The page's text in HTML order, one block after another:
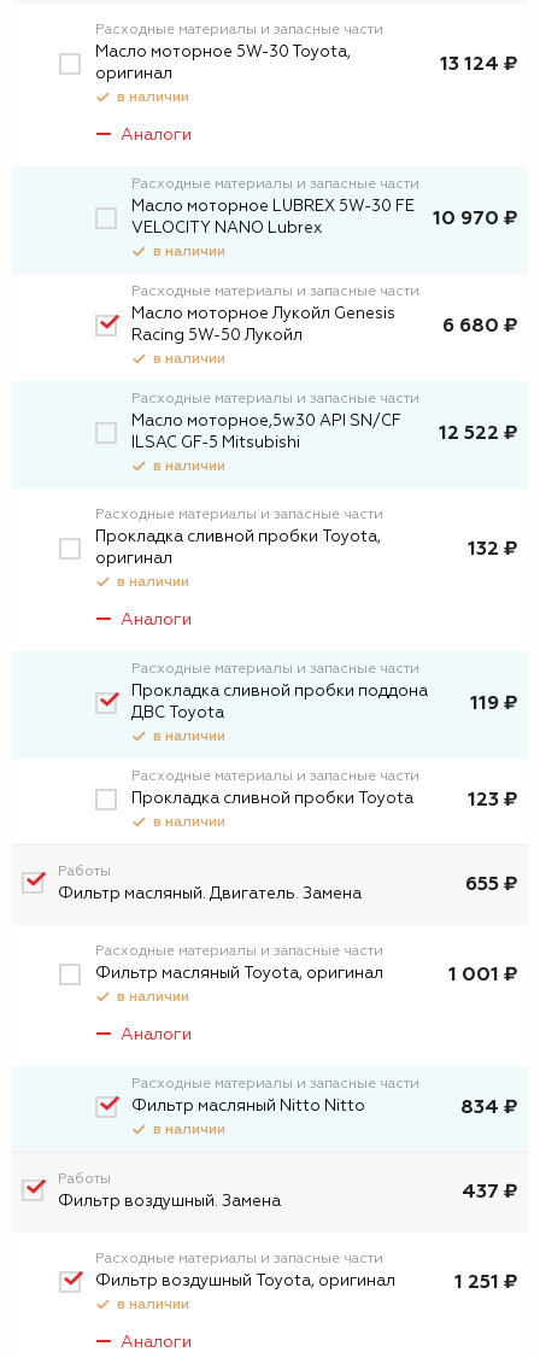
Расходные материалы и запасные части
Масло моторное 5W-30 Toyota,
оригинал
в наличии
13 124 ₽
Аналоги
Расходные материалы и запасные части
Масло моторное LUBREX 5W-30 FE
VELOCITY NANO Lubrex
в наличии
10 970 ₽
Расходные материалы и запасные части
Масло моторное Лукойл Genesis
Racing 5W-50 Лукойл
в наличии
6 680 ₽
Расходные материалы и запасные части
Масло моторное,5w30 API SN/CF
ILSAC GF-5 Mitsubishi
в наличии
12 522 ₽
Расходные материалы и запасные части
Прокладка сливной пробки Toyota,
оригинал
в наличии
132 ₽
Аналоги
Расходные материалы и запасные части
Прокладка сливной пробки поддона
ДВС Toyota
в наличии
119 ₽
Расходные материалы и запасные части
Прокладка сливной пробки Toyota
в наличии
123 ₽
Работы
Фильтр масляный. Двигатель. Замена 655 ₽
Расходные материалы и запасные части
Фильтр масляный Toyota, оригинал
в наличии
1 001 ₽
Аналоги
Расходные материалы и запасные части
Фильтр масляный Nitto Nitto
в наличии
834 ₽
Работы
Фильтр воздушный. Замена 437 ₽
Расходные материалы и запасные части
Фильтр воздушный Toyota, оригинал
в наличии
1 251 ₽
Аналоги